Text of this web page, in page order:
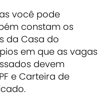
você pode
constam os
da Casa do
em que as vagas
devem
e Carteira de